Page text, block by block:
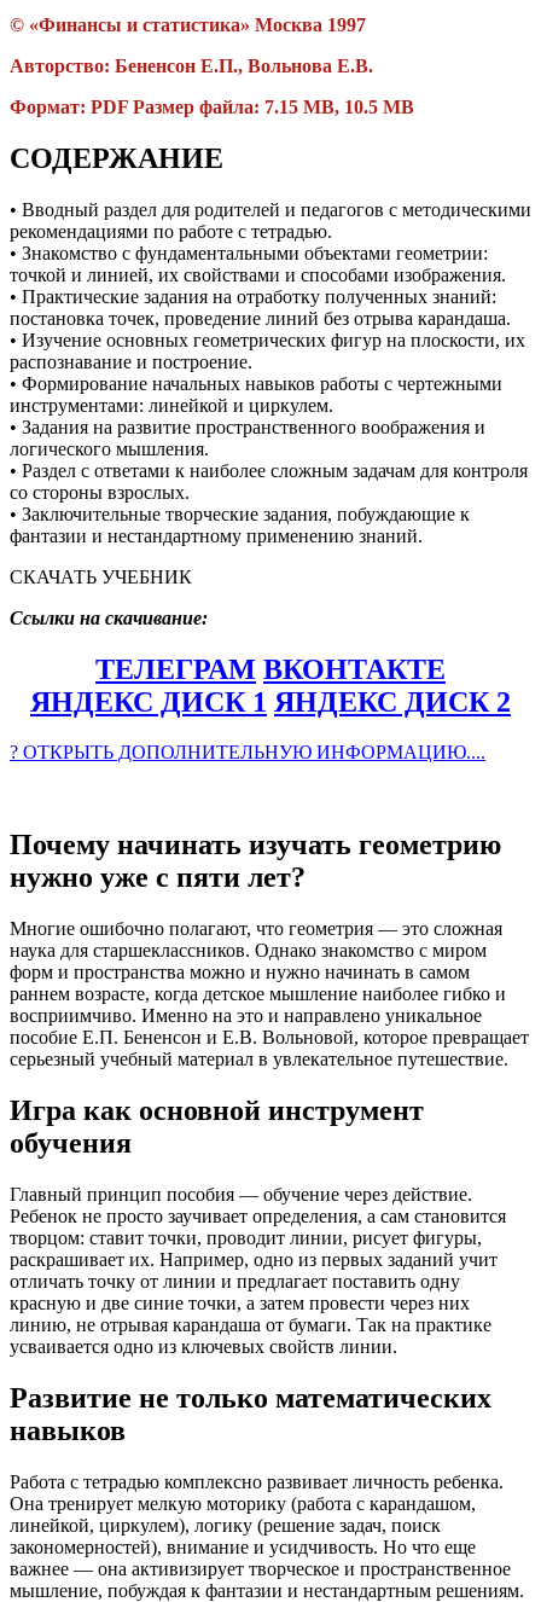
© «Финансы и статистика» Москва 1997
Авторство: Бененсон Е.П., Вольнова Е.В.
Формат: PDF Размер файла: 7.15 MB, 10.5 MB
СОДЕРЖАНИЕ
• Вводный раздел для родителей и педагогов с методическими
рекомендациями по работе с тетрадью.
• Знакомство с фундаментальными объектами геометрии:
точкой и линией, их свойствами и способами изображения.
• Практические задания на отработку полученных знаний:
постановка точек, проведение линий без отрыва карандаша.
• Изучение основных геометрических фигур на плоскости, их
распознавание и построение.
• Формирование начальных навыков работы с чертежными
инструментами: линейкой и циркулем.
• Задания на развитие пространственного воображения и
логического мышления.
• Раздел с ответами к наиболее сложным задачам для контроля
со стороны взрослых.
• Заключительные творческие задания, побуждающие к
фантазии и нестандартному применению знаний.
СКАЧАТЬ УЧЕБНИК
Ссылки на скачивание:
ТЕЛЕГРАМ ВКОНТАКТЕ
ЯНДЕКС ДИСК 1 ЯНДЕКС ДИСК 2
? ОТКРЫТЬ ДОПОЛНИТЕЛЬНУЮ ИНФОРМАЦИЮ....
Почему начинать изучать геометрию
нужно уже с пяти лет?
Многие ошибочно полагают, что геометрия — это сложная
наука для старшеклассников. Однако знакомство с миром
форм и пространства можно и нужно начинать в самом
раннем возрасте, когда детское мышление наиболее гибко и
восприимчиво. Именно на это и направлено уникальное
пособие Е.П. Бененсон и Е.В. Вольновой, которое превращает
серьезный учебный материал в увлекательное путешествие.
Игра как основной инструмент
обучения
Главный принцип пособия — обучение через действие.
Ребенок не просто заучивает определения, а сам становится
творцом: ставит точки, проводит линии, рисует фигуры,
раскрашивает их. Например, одно из первых заданий учит
отличать точку от линии и предлагает поставить одну
красную и две синие точки, а затем провести через них
линию, не отрывая карандаша от бумаги. Так на практике
усваивается одно из ключевых свойств линии.
Развитие не только математических
навыков
Работа с тетрадью комплексно развивает личность ребенка.
Она тренирует мелкую моторику (работа с карандашом,
линейкой, циркулем), логику (решение задач, поиск
закономерностей), внимание и усидчивость. Но что еще
важнее — она активизирует творческое и пространственное
мышление, побуждая к фантазии и нестандартным решениям.